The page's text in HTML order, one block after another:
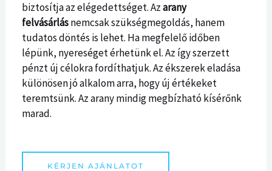
biztosítja az elégedettséget. Azarany
felvásárlásnemcsak szükségmegoldás, hanem
tudatos döntés is lehet. Ha megfelelő időben
lépünk, nyereséget érhetünk el. Az így szerzett
pénzt új célokra fordíthatjuk. Az ékszerek eladása
különösen jó alkalom arra, hogy új értékeket
teremtsünk. Az arany mindig megbízható kísérőnk
marad.
KÉRJEN AJÁNLATOT